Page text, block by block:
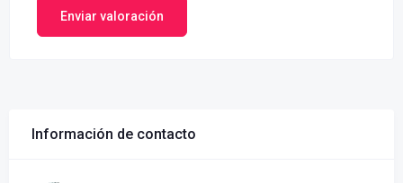
Enviar valoración
Información de contacto